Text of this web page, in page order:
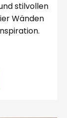
stilvollen
Wänden